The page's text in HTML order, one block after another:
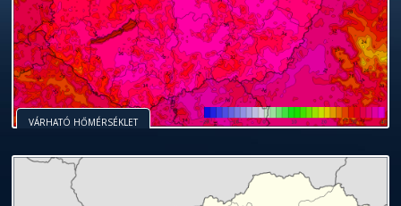
VÁRHATÓ HŐMÉRSÉKLET